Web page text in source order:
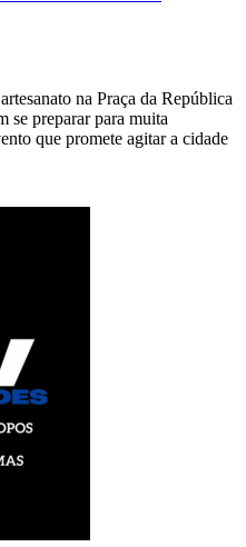
na Praça da República
se preparar para muita
que promete agitar a cidade